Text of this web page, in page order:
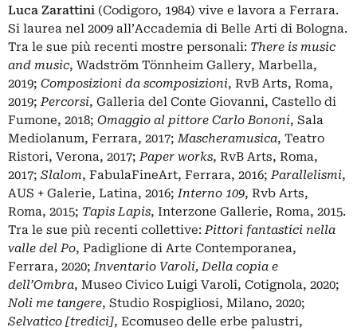
Luca Zarattini (Codigoro, 1984) vive e lavora a Ferrara.
Si laurea nel 2009 all’Accademia di Belle Arti di Bologna.
Tra le sue più recenti mostre personali: There is music
and music, Wadström Tönnheim Gallery, Marbella,
2019; Composizioni da scomposizioni, RvB Arts, Roma,
2019;Percorsi, Galleria del Conte Giovanni, Castello di
Fumone, 2018; Omaggio al pittore Carlo Bononi, Sala
Mediolanum, Ferrara, 2017;Mascheramusica, Teatro
Ristori, Verona, 2017;Paper works, RvB Arts, Roma,
2017; Slalom, FabulaFineArt, Ferrara, 2016;Parallelismi,
AUS + Galerie, Latina, 2016;Interno 109, Rvb Arts,
Roma, 2015; Tapis Lapis, Interzone Gallerie, Roma, 2015.
Tra le sue più recenti collettive:Pittori fantastici nella
valle del Po, Padiglione di Arte Contemporanea,
Ferrara, 2020;Inventario Varoli, Della copia e
dell’Ombra, Museo Civico Luigi Varoli, Cotignola, 2020;
Noli me tangere, Studio Rospigliosi, Milano, 2020;
Selvatico [tredici], Ecomuseo delle erbe palustri,